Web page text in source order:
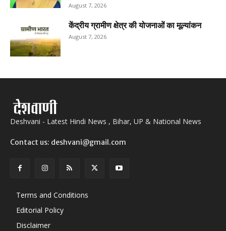
August 7, 2026
केंद्रीय ग्रामीण क्षेत्र की योजनाओं का मूल्यांकन
August 7, 2026
Deshvani - Latest Hindi News , Bihar, UP & National News
Contact us: deshvani@gmail.com
Terms and Conditions
Editorial Policy
Disclaimer